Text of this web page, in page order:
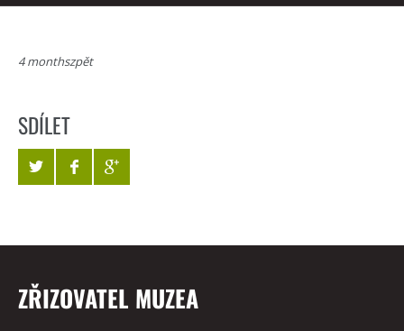
4 monthszpět
SDÍLET
ZŘIZOVATEL MUZEA